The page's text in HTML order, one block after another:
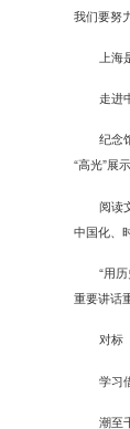
我们要努
上
走进
纪念
“高光”展
阅读
中国化、
“用
重要讲话
对标
学习
潮至